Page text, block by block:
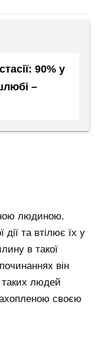
90% у
–
людиною.
та втілює їх у
в такої
він
таких людей
своєю